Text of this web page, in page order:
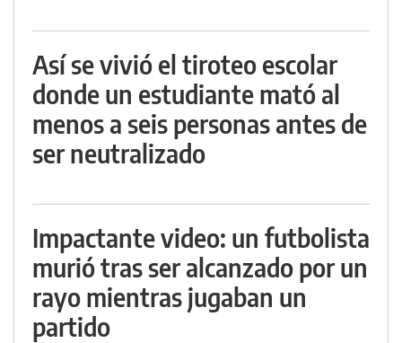
Así se vivió el tiroteo escolar
donde un estudiante mató al
menos a seis personas antes de
ser neutralizado
Impactante video: un futbolista
murió tras ser alcanzado por un
rayo mientras jugaban un
partido